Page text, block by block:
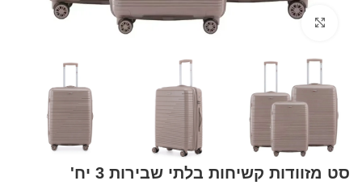
Click to enlarge
סט מזוודות קשיחות בלתי שבירות 3 יח'